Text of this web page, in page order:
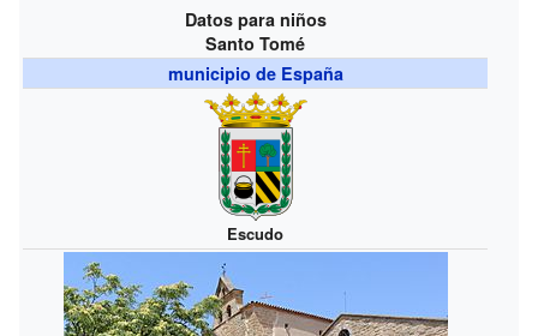
Datos para niños
Santo Tomé
municipio de España
Escudo